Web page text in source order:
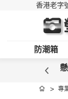
香港老字
防潮箱
首頁 專